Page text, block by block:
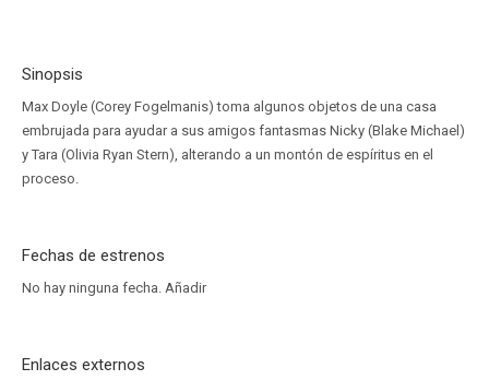
Sinopsis
Max Doyle (Corey Fogelmanis) toma algunos objetos de una casa
embrujada para ayudar a sus amigos fantasmas Nicky (Blake Michael)
y Tara (Olivia Ryan Stern), alterando a un montón de espíritus en el
proceso.
Fechas de estrenos
No hay ninguna fecha. Añadir
Enlaces externos